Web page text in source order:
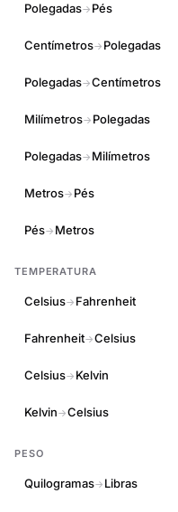
Polegadas→ Pés
Centímetros→ Polegadas
Polegadas→Centímetros
Milímetros→ Polegadas
Polegadas→ Milímetros
Metros→ Pés
Pés→ Metros
TEMPERATURA
Celsius→ Fahrenheit
Fahrenheit→Celsius
Celsius→ Kelvin
Kelvin→Celsius
PESO
Quilogramas→ Libras